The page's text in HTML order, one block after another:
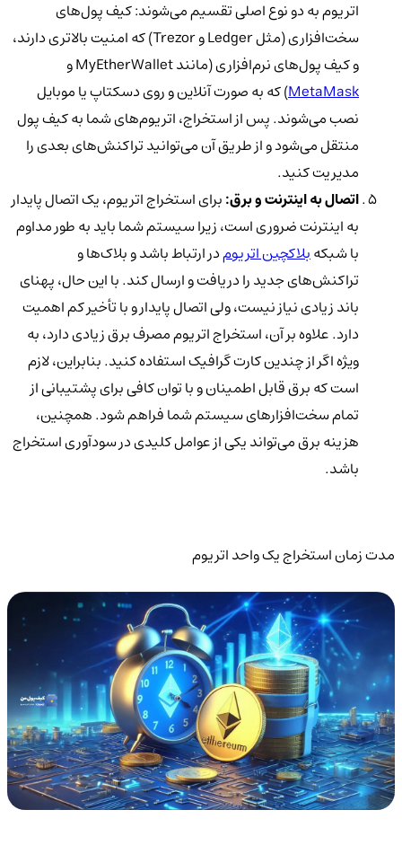
اتریوم به دو نوع اصلی تقسیم می‌شوند: کیف پول‌های
سخت‌افزاری (مثل Ledger و Trezor) که امنیت بالاتری دارند،
و کیف پول‌های نرم‌افزاری (مانند MyEtherWallet و
MetaMask) که به صورت آنلاین و روی دسکتاپ یا موبایل
نصب می‌شوند. پس از استخراج، اتریوم‌های شما به کیف پول
منتقل می‌شود و از طریق آن می‌توانید تراکنش‌های بعدی را
مدیریت کنید.
اتصال به اینترنت و برق:برای استخراج اتریوم، یک اتصال پایدار
به اینترنت ضروری است، زیرا سیستم شما باید به طور مداوم
با شبکهبلاکچین اتریومدر ارتباط باشد و بلاک‌ها و
تراکنش‌های جدید را دریافت و ارسال کند. با این حال، پهنای
باند زیادی نیاز نیست، ولی اتصال پایدار و با تأخیر کم اهمیت
دارد. علاوه بر آن، استخراج اتریوم مصرف برق زیادی دارد، به
ویژه اگر از چندین کارت گرافیک استفاده کنید. بنابراین، لازم
است که برق قابل اطمینان و با توان کافی برای پشتیبانی از
تمام سخت‌افزارهای سیستم شما فراهم شود. همچنین،
هزینه برق می‌تواند یکی از عوامل کلیدی در سودآوری استخراج
باشد.
مدت زمان استخراج یک واحد اتریوم